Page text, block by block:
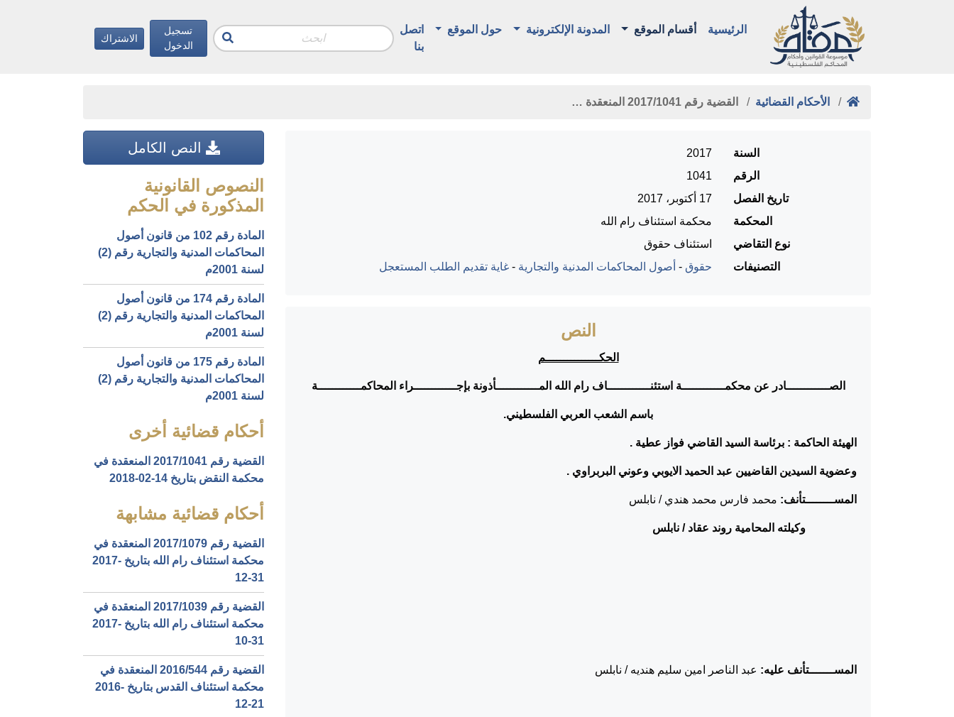
الرئيسية أقسام الموقع المدونة الإلكترونية حول الموقع
اتصل
بنا
تسجيل
الدخول
الاشتراك
الأحكام القضائية القضية رقم ‎1041‏/‎2017‏ المنعقدة …
السنة
2017
الرقم
1041
تاريخ الفصل
17 أكتوبر، 2017
المحكمة
محكمة استئناف رام الله
نوع التقاضي
استئناف حقوق
التصنيفات
حقوق - أصول المحاكمات المدنية والتجارية - غاية تقديم الطلب المستعجل
النص
الحكـــــــــــــــم
الصــــــــــــادر عن محكمــــــــــــة استئنــــــــــــاف رام الله المــــــــــــأذونة بإجــــــــــــراء المحاكمــــــــــــة
باسم الشعب العربي الفلسطيني.
الهيئة الحاكمة : برئاسة السيد القاضي فواز عطية .
وعضوية السيدين القاضيين عبد الحميد الايوبي وعوني البربراوي .
المســــــــتأنف: محمد فارس محمد هندي / نابلس
وكيلته المحامية روند عقاد / نابلس
المســـــــتأنف عليه: عبد الناصر امين سليم هنديه / نابلس
النص الكامل
النصوص القانونية
المذكورة في الحكم
المادة رقم 102 من قانون أصول
المحاكمات المدنية والتجارية رقم (2)
لسنة 2001م
المادة رقم 174 من قانون أصول
المحاكمات المدنية والتجارية رقم (2)
لسنة 2001م
المادة رقم 175 من قانون أصول
المحاكمات المدنية والتجارية رقم (2)
لسنة 2001م
أحكام قضائية أخرى
القضية رقم ‎1041‏/‎2017‏ المنعقدة في
محكمة النقض بتاريخ ‎2018-02-14‏
أحكام قضائية مشابهة
القضية رقم ‎1079‏/‎2017‏ المنعقدة في
محكمة استئناف رام الله بتاريخ ‎2017-
12-31‏
القضية رقم ‎1039‏/‎2017‏ المنعقدة في
محكمة استئناف رام الله بتاريخ ‎2017-
10-31‏
القضية رقم ‎544‏/‎2016‏ المنعقدة في
محكمة استئناف القدس بتاريخ ‎2016-
12-21‏